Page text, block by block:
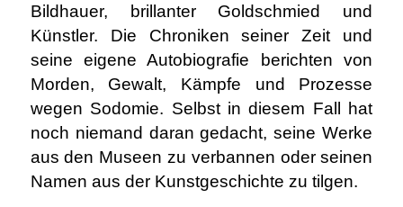
Bildhauer, brillanter Goldschmied und
Künstler. Die Chroniken seiner Zeit und
seine eigene Autobiografie berichten von
Morden, Gewalt, Kämpfe und Prozesse
wegen Sodomie. Selbst in diesem Fall hat
noch niemand daran gedacht, seine Werke
aus den Museen zu verbannen oder seinen
Namen aus der Kunstgeschichte zu tilgen.